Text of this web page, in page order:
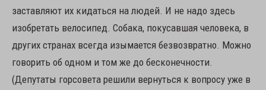
заставляют их кидаться на людей. И не надо здесь
изобретать велосипед. Собака, покусавшая человека, в
других странах всегда изымается безвозвратно. Можно
говорить об одном и том же до бесконечности.
(Депутаты горсовета решили вернуться к вопросу уже в